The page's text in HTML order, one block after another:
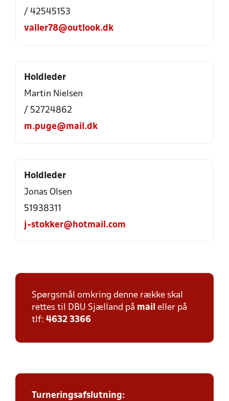
/ 42545153
valler78@outlook.dk
Holdleder
Martin Nielsen
/ 52724862
m.puge@mail.dk
Holdleder
Jonas Olsen
51938311
j-stokker@hotmail.com
Spørgsmål omkring denne række skal
rettes til DBU Sjælland på mail eller på
tlf: 4632 3366
Turneringsafslutning: